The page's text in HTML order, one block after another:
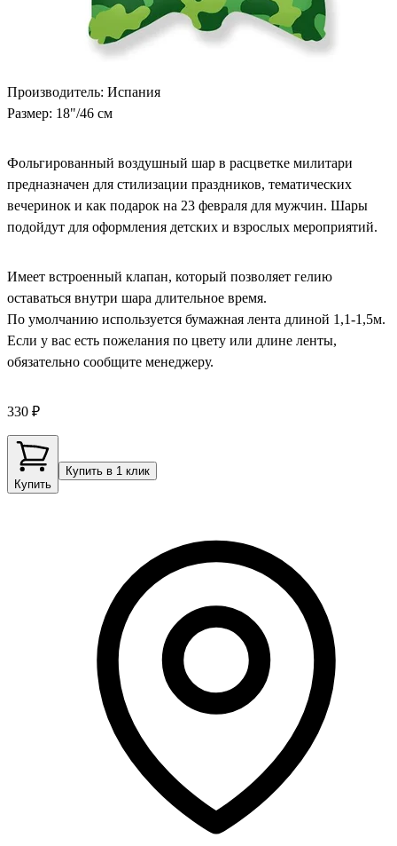
Производитель: Испания
Размер: 18"/46 см
Фольгированный воздушный шар в расцветке милитари
предназначен для стилизации праздников, тематических
вечеринок и как подарок на 23 февраля для мужчин. Шары
подойдут для оформления детских и взрослых мероприятий.
Имеет встроенный клапан, который позволяет гелию
оставаться внутри шара длительное время.
По умолчанию используется бумажная лента длиной 1,1-1,5м.
Если у вас есть пожелания по цвету или длине ленты,
обязательно сообщите менеджеру.
330 ₽
Купить
Купить в 1 клик